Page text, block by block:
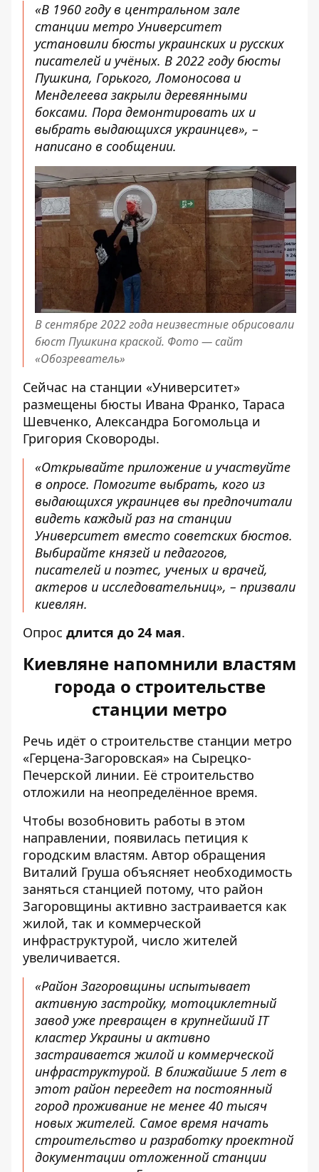
«В 1960 году в центральном зале
станции метро Университет
установили бюсты украинских и русских
писателей и учёных. В 2022 году бюсты
Пушкина, Горького, Ломоносова и
Менделеева закрыли деревянными
боксами. Пора демонтировать их и
выбрать выдающихся украинцев», –
написано в сообщении.
В сентябре 2022 года неизвестные обрисовали
бюст Пушкина краской. Фото —сайт
«Обозреватель»
Сейчас на станции «Университет»
размещены бюсты Ивана Франко, Тараса
Шевченко, Александра Богомольца и
Григория Сковороды.
«Открывайте приложение и участвуйте
в опросе. Помогите выбрать, кого из
выдающихся украинцев вы предпочитали
видеть каждый раз на станции
Университет вместо советских бюстов.
Выбирайте князей и педагогов,
писателей и поэтес, ученых и врачей,
актеров и исследовательниц», – призвали
киевлян.
Опрос длится до 24 мая.
Киевляне напомнили властям
города о строительстве
станции метро
Речь идёт о строительстве станции метро
«Герцена-Загоровская» на Сырецко-
Печерской линии. Её строительство
отложили на неопределённое время.
Чтобы возобновить работы в этом
направлении, появилась петиция к
городским властям. Автор обращения
Виталий Груша объясняет необходимость
заняться станцией потому, что район
Загоровщины активно застраивается как
жилой, так и коммерческой
инфраструктурой, число жителей
увеличивается.
«Район Загоровщины испытывает
активную застройку, мотоциклетный
завод уже превращен в крупнейший IT
кластер Украины и активно
застраивается жилой и коммерческой
инфраструктурой. В ближайшие 5 лет в
этот район переедет на постоянный
город проживание не менее 40 тысяч
новых жителей. Самое время начать
строительство и разработку проектной
документации отложенной станции